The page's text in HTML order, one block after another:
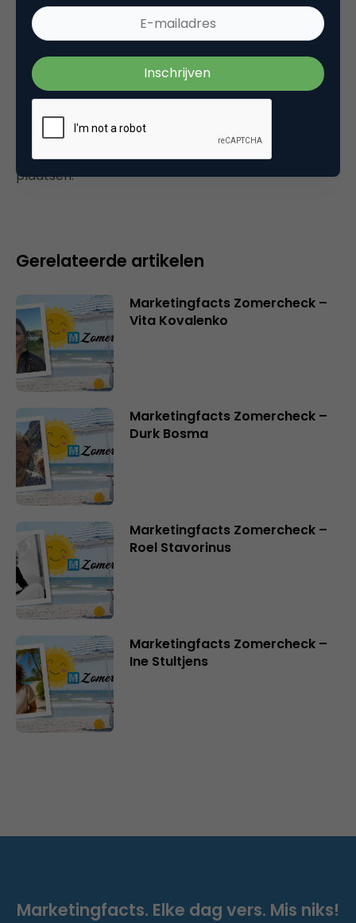
Tags
influencer marketing
, online tuesday
Plaats reactie
Je moet
om een reactie te
plaatsen.
Gerelateerde artikelen
Marketingfacts Zomercheck –
Vita Kovalenko
Marketingfacts Zomercheck –
Durk Bosma
Marketingfacts Zomercheck –
Roel Stavorinus
Marketingfacts Zomercheck –
Ine Stultjens
Marketingfacts. Elke dag vers. Mis niks!